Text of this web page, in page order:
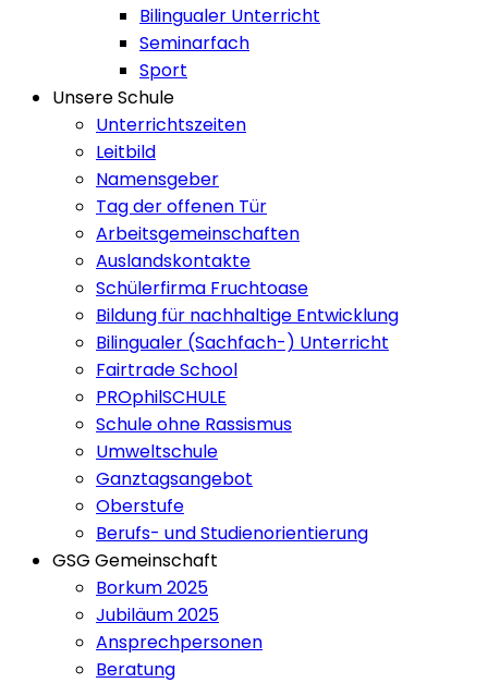
Bilingualer Unterricht
Seminarfach
Sport
Unsere Schule
Unterrichtszeiten
Leitbild
Namensgeber
Tag der offenen Tür
Arbeitsgemeinschaften
Auslandskontakte
Schülerfirma Fruchtoase
Bildung für nachhaltige Entwicklung
Bilingualer (Sachfach-) Unterricht
Fairtrade School
PROphilSCHULE
Schule ohne Rassismus
Umweltschule
Ganztagsangebot
Oberstufe
Berufs- und Studienorientierung
GSG Gemeinschaft
Borkum 2025
Jubiläum 2025
Ansprechpersonen
Beratung